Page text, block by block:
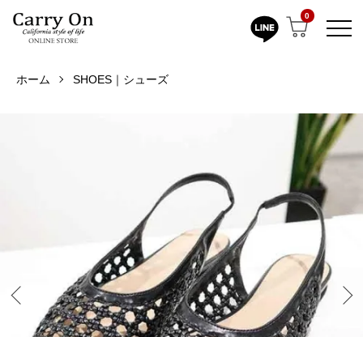
0
ホーム SHOES｜シューズ